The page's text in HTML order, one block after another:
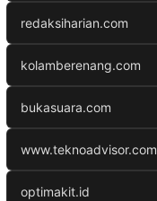
redaksiharian.com
kolamberenang.com
bukasuara.com
www.teknoadvisor.com
optimakit.id